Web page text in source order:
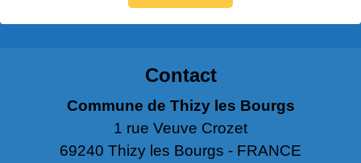
Contact
Commune de Thizy les Bourgs
1 rue Veuve Crozet
69240 Thizy les Bourgs - FRANCE